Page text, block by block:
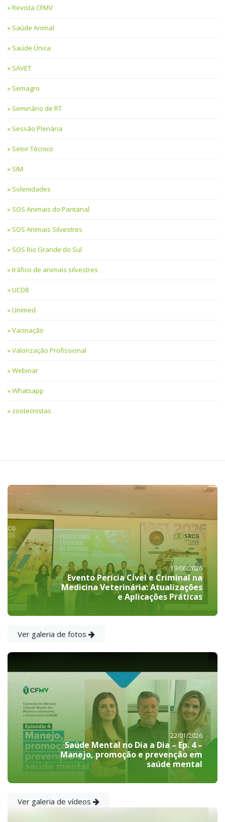
Revista CFMV
Saúde Animal
Saúde Única
SAVET
Semagro
Seminário de RT
Sessão Plenária
Setor Técnico
SIM
Solenidades
SOS Animais do Pantanal
SOS Animais Silvestres
SOS Rio Grande do Sul
tráfico de animais silvestres
UCDB
Unimed
Vacinação
Valorização Profissional
Webinar
Whatsapp
zootecnistas
19/06/2026
Evento Perícia Cível e Criminal na
Medicina Veterinária: Atualizações
e Aplicações Práticas
Ver galeria de fotos
22/01/2026
Saúde Mental no Dia a Dia – Ep. 4 –
Manejo, promoção e prevenção em
saúde mental
Ver galeria de vídeos